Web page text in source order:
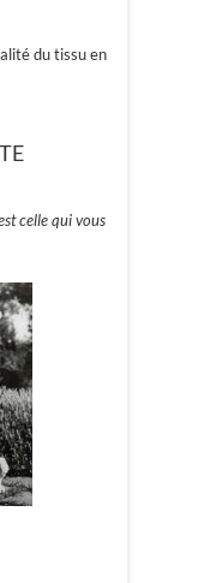
du tissu en
celle qui vous